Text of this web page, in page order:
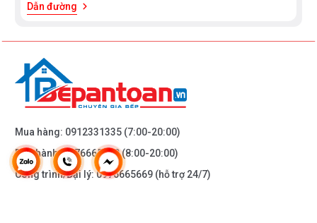
Dẫn đường
Mua hàng: 0912331335 (7:00-20:00)
Bảo hành:0976665669(8:00-20:00)
Công trình/Đại lý:0976665669 (hỗ trợ 24/7)